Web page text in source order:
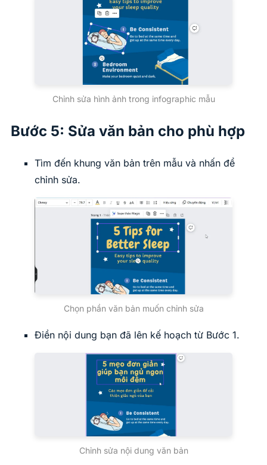
Chỉnh sửa hình ảnh trong infographic mẫu
Bước 5: Sửa văn bản cho phù hợp
Tìm đến khung văn bản trên mẫu và nhấn để
chỉnh sửa.
Chọn phần văn bản muốn chỉnh sửa
Điền nội dung bạn đã lên kế hoạch từ Bước 1.
Chỉnh sửa nội dung văn bản